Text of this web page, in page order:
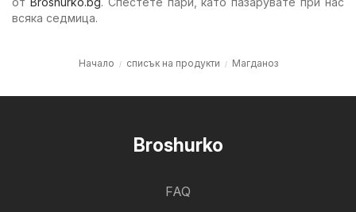
всяка седмица.
Начало списък на продукти Магданоз
Broshurko
FAQ